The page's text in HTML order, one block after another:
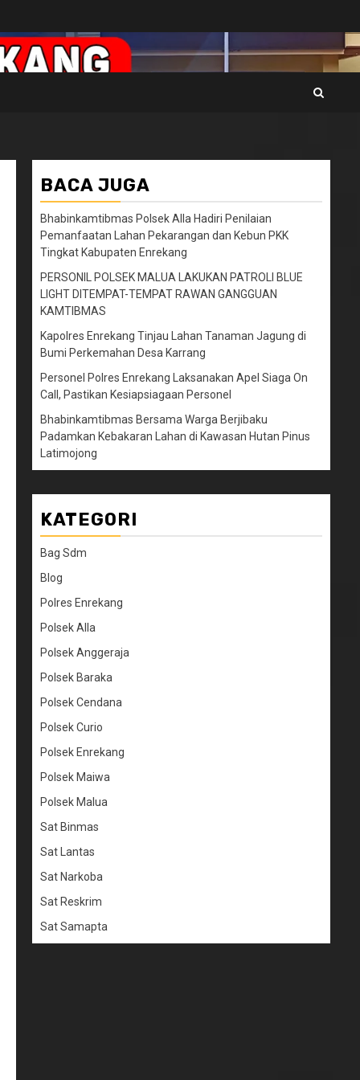
BACA JUGA
Bhabinkamtibmas Polsek Alla Hadiri Penilaian
Pemanfaatan Lahan Pekarangan dan Kebun PKK
Tingkat Kabupaten Enrekang
PERSONIL POLSEK MALUA LAKUKAN PATROLI BLUE
LIGHT DITEMPAT-TEMPAT RAWAN GANGGUAN
KAMTIBMAS
Kapolres Enrekang Tinjau Lahan Tanaman Jagung di
Bumi Perkemahan Desa Karrang
Personel Polres Enrekang Laksanakan Apel Siaga On
Call, Pastikan Kesiapsiagaan Personel
Bhabinkamtibmas Bersama Warga Berjibaku
Padamkan Kebakaran Lahan di Kawasan Hutan Pinus
Latimojong
KATEGORI
Bag Sdm
Blog
Polres Enrekang
Polsek Alla
Polsek Anggeraja
Polsek Baraka
Polsek Cendana
Polsek Curio
Polsek Enrekang
Polsek Maiwa
Polsek Malua
Sat Binmas
Sat Lantas
Sat Narkoba
Sat Reskrim
Sat Samapta